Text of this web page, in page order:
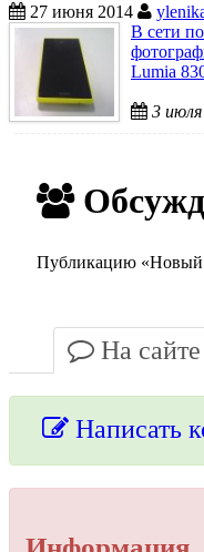
27 июня 2014
В сети
Lumia
3
Публикацию «Новый
На сайте
Написать